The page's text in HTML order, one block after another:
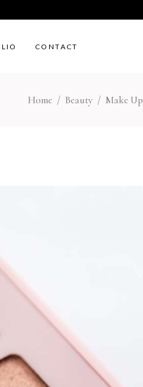
CONTACT
Home / Beauty / Make Up